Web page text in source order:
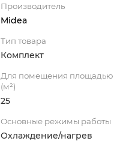
Производитель
Midea
Тип товара
Комплект
Для помещения площадью
(м²)
25
Основные режимы работы
Охлаждение/нагрев